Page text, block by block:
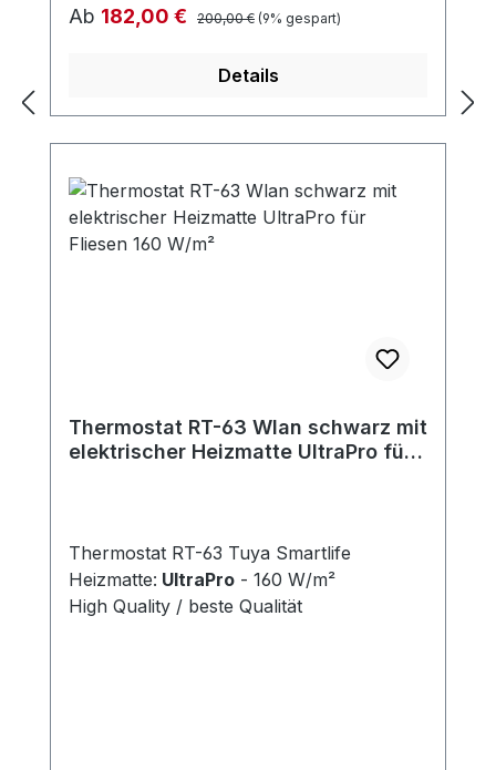
Verkaufspreis:
Ab 182,00 € Regulärer Preis:
200,00 € (9% gespart)
Details
Thermostat RT-63 Wlan schwarz mit
elektrischer Heizmatte UltraPro für
Thermostat RT-63 Tuya Smartlife
Heizmatte: UltraPro - 160 W/m²
High Quality / beste Qualität